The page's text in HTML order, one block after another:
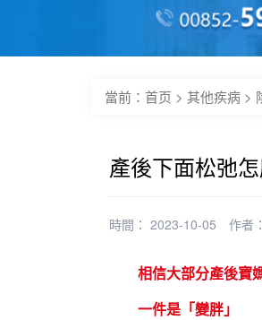
當前： 首页 > 其他疾病 >
產後下面松弛
時間： 2023-10-05 作者：
相信大部分產後寶媽
一件是「變胖」